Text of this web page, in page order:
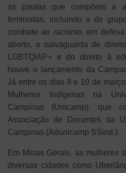
as pautas que compõem a
feministas, incluindo a de
combate ao racismo, em
aborto, a salvaguarda de
LGBTQIAP+ e do direito à
houve o lançamento da
Já entre os dias 8 e 10 de
Mulheres Indígenas na
Campinas (Unicamp), que
Associação de Docentes da
Campinas (Adunicamp SSind.).
Em Minas Gerais, as mulheres
diversas cidades como